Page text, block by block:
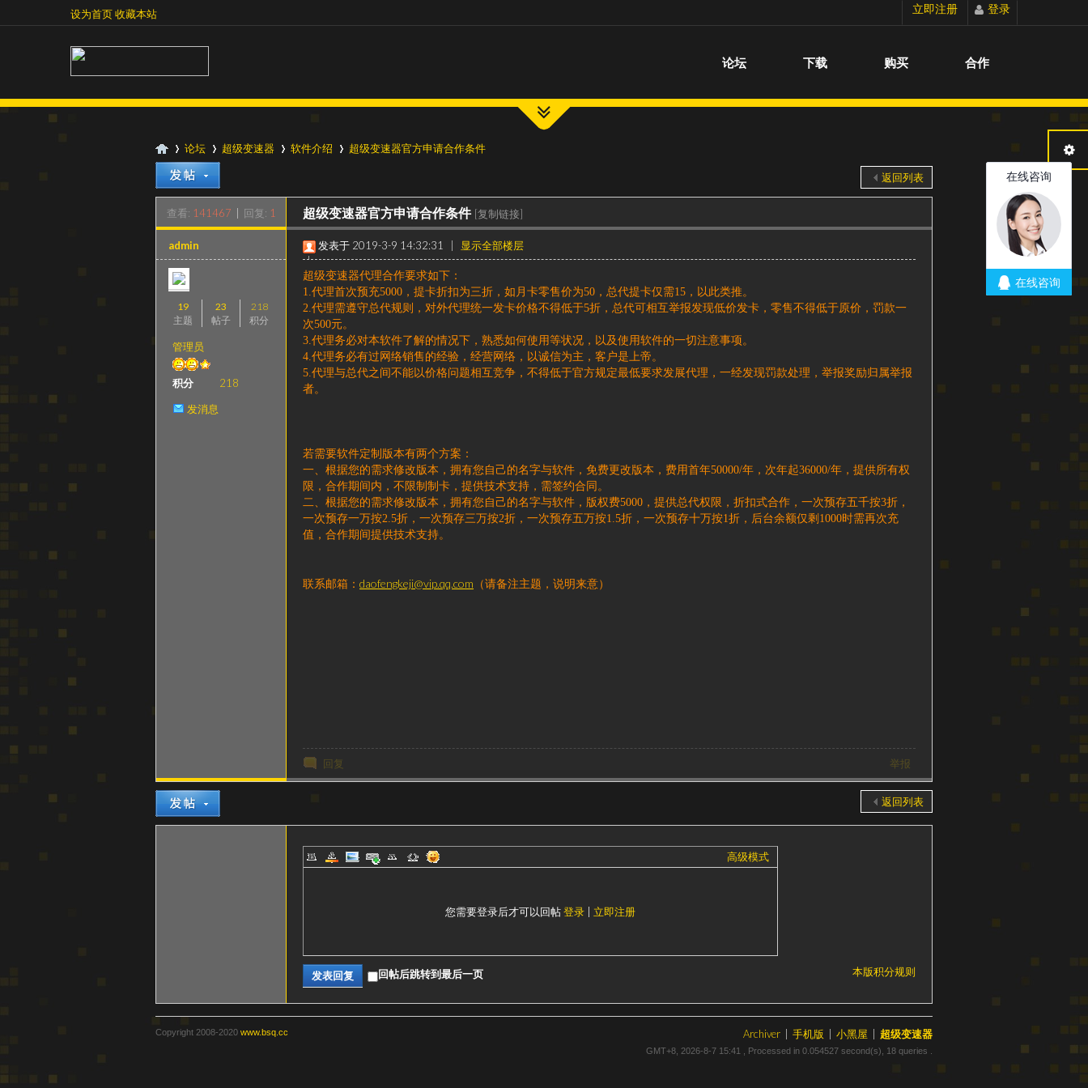
切换到宽版
设为首页收藏本站 立即注册 登录
论坛 下载 购买 合作
官
»
论坛
›
超级变速器
›
软件介绍
›
超级变速器官方申请合作条件
返回列表
查看: 141467 回复: 1 超级变速器官方申请合作条件 [复制链接]
admin
19
主题
23
帖子
218
积分
管理员
积分
218
发消息
发表于 2019-3-9 14:32:31
显示全部楼层
|
阅读模式
超级变速器代理合作要求如下：
1.代理首次预充5000，提卡折扣为三折，如月卡零售价为50，总代提卡仅需15，以此类推。
2.代理需遵守总代规则，对外代理统一发卡价格不得低于5折，总代可相互举报发现低价发卡，零售不得低于原价，罚款一
次500元。
3.代理务必对本软件了解的情况下，熟悉如何使用等状况，以及使用软件的一切注意事项。
4.代理务必有过网络销售的经验，经营网络，以诚信为主，客户是上帝。
5.代理与总代之间不能以价格问题相互竞争，不得低于官方规定最低要求发展代理，一经发现罚款处理，举报奖励归属举报
者。
若需要软件定制版本有两个方案：
一、根据您的需求修改版本，拥有您自己的名字与软件，免费更改版本，费用首年50000/年，次年起36000/年，提供所有权
限，合作期间内，不限制制卡，提供技术支持，需签约合同。
二、根据您的需求修改版本，拥有您自己的名字与软件，版权费5000，提供总代权限，折扣式合作，一次预存五千按3折，
一次预存一万按2.5折，一次预存三万按2折，一次预存五万按1.5折，一次预存十万按1折，后台余额仅剩1000时需再次充
值，合作期间提供技术支持。
联系邮箱： daofengkeji@vip.qq.com （请备注主题，说明来意）
回复 举报
返回列表
高级模式
您需要登录后才可以回帖登录 立即注册
本版积分规则
发表回复 回帖后跳转到最后一页
Archiver 手机版 小黑屋 超级变速器
GMT+8, 2026-8-7 15:41 , Processed in 0.054527 second(s), 18 queries .
Copyright 2008-2020 www.bsq.cc